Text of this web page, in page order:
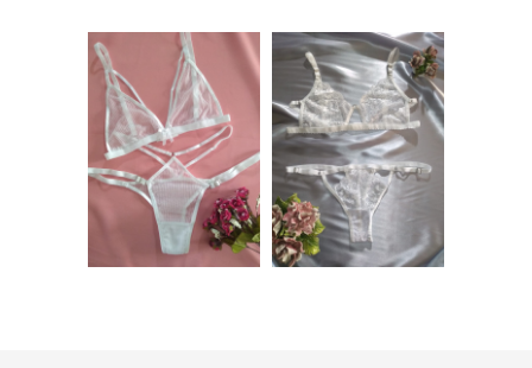
Conjunto de
microtul Blanco –
FLORIDA
10.000,00
Conjunto erótico
de encaje Blanco –
ALMA
$8.500,00